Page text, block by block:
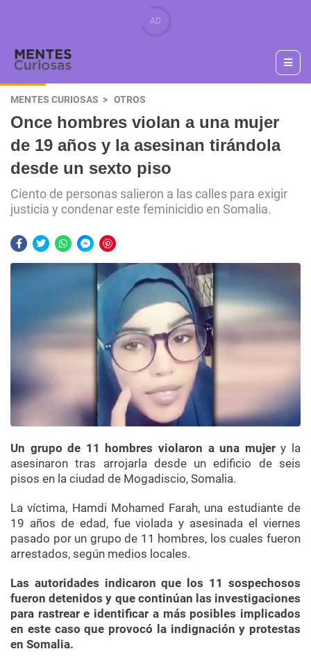
MENTES CURIOSAS OTROS
Once hombres violan a una mujer
de 19 años y la asesinan tirándola
desde un sexto piso
Ciento de personas salieron a las calles para exigir
justicia y condenar este feminicidio en Somalia.
Un grupo de 11 hombres violaron a una mujery la
asesinaron tras arrojarla desde un edificio de seis
pisos en la ciudad de Mogadiscio, Somalia.
La víctima, Hamdi Mohamed Farah, una estudiante de
19 años de edad, fue violada y asesinada el viernes
pasado por un grupo de 11 hombres, los cuales fueron
arrestados, según medios locales.
Las autoridades indicaron que los 11 sospechosos
fueron detenidos y que continúan las investigaciones
para rastrear e identificar a más posibles implicados
en este caso que provocó la indignación y protestas
en Somalia.